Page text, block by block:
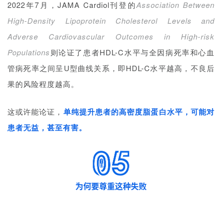
这或许能论证，单纯提升患者的高密度脂蛋白水平，可能对
患者无益，甚至有害。
对于CSL而言，投资规模如此之大的Ⅲ期临床试验既是面对
巨大市场诱惑的一场豪赌，必须承认如果仅以药物研发的角
学认知的进步正是建立在无数的试错之上，CSL的结论对于
心血管疾病的研究依然具有长远的意义。